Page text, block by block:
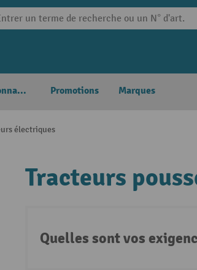
Configurateur Rayonnages Promotions Marques
électriques
Tracteurs
Quelles sont vos